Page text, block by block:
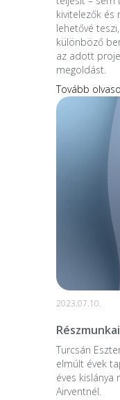
kivitelezők és
lehetővé
különböző
az adott
megoldást.
Tovább
2023.07.10.
Turcsán
elmúlt évek
éves
Airventnél.